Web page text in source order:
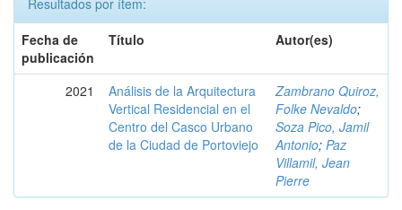
Resultados por ítem:
Fecha de
publicación
Título Autor(es)
2021
Análisis de la Arquitectura
Vertical Residencial en el
Centro del Casco Urbano
de la Ciudad de Portoviejo
Zambrano Quiroz,
Folke Nevaldo;
Soza Pico, Jamil
Antonio; Paz
Villamil, Jean
Pierre